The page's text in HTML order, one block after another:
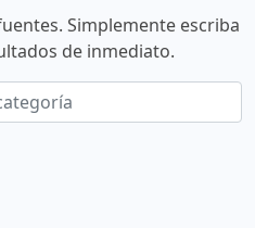
Simplemente escriba
de inmediato.